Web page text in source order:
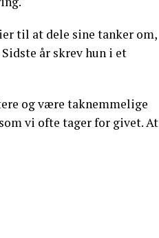
til at dele sine tanker om,
år skrev hun i et
og være taknemmelige
vi ofte tager for givet. At